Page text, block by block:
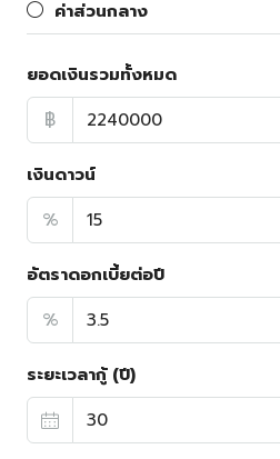
ค่าส่วนกลาง
ยอดเงินรวมทั้งหมด
฿
เงินดาวน์
%
อัตราดอกเบี้ยต่อปี
%
ระยะเวลากู้ (ปี)